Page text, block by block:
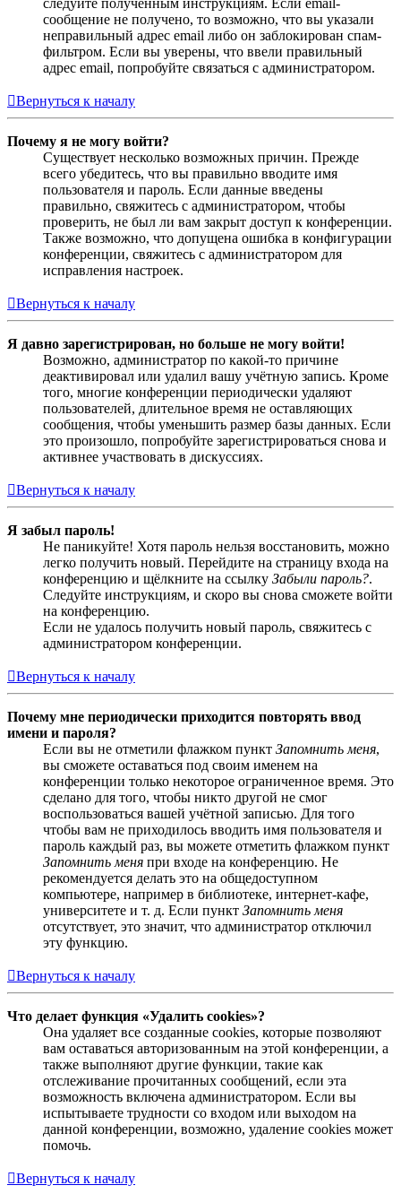
сообщение не получено, то возможно, что вы указали
неправильный адрес email либо он заблокирован спам-
фильтром. Если вы уверены, что ввели правильный
адрес email, попробуйте связаться с администратором.
Вернуться к началу
Почему я не могу войти?
Существует несколько возможных причин. Прежде
всего убедитесь, что вы правильно вводите имя
пользователя и пароль. Если данные введены
правильно, свяжитесь с администратором, чтобы
проверить, не был ли вам закрыт доступ к конференции.
Также возможно, что допущена ошибка в конфигурации
конференции, свяжитесь с администратором для
исправления настроек.
Вернуться к началу
Я давно зарегистрирован, но больше не могу войти!
Возможно, администратор по какой-то причине
деактивировал или удалил вашу учётную запись. Кроме
того, многие конференции периодически удаляют
пользователей, длительное время не оставляющих
сообщения, чтобы уменьшить размер базы данных. Если
это произошло, попробуйте зарегистрироваться снова и
активнее участвовать в дискуссиях.
Вернуться к началу
Я забыл пароль!
Не паникуйте! Хотя пароль нельзя восстановить, можно
легко получить новый. Перейдите на страницу входа на
конференцию и щёлкните на ссылку Забыли пароль?.
Следуйте инструкциям, и скоро вы снова сможете войти
на конференцию.
Если не удалось получить новый пароль, свяжитесь с
администратором конференции.
Вернуться к началу
Почему мне периодически приходится повторять ввод
имени и пароля?
Если вы не отметили флажком пункт Запомнить меня,
вы сможете оставаться под своим именем на
конференции только некоторое ограниченное время. Это
сделано для того, чтобы никто другой не смог
воспользоваться вашей учётной записью. Для того
чтобы вам не приходилось вводить имя пользователя и
пароль каждый раз, вы можете отметить флажком пункт
Запомнить меня при входе на конференцию. Не
рекомендуется делать это на общедоступном
компьютере, например в библиотеке, интернет-кафе,
университете и т. д. Если пункт Запомнить меня
отсутствует, это значит, что администратор отключил
эту функцию.
Вернуться к началу
Что делает функция «Удалить cookies»?
Она удаляет все созданные cookies, которые позволяют
вам оставаться авторизованным на этой конференции, а
также выполняют другие функции, такие как
отслеживание прочитанных сообщений, если эта
возможность включена администратором. Если вы
испытываете трудности со входом или выходом на
данной конференции, возможно, удаление cookies может
помочь.
Вернуться к началу